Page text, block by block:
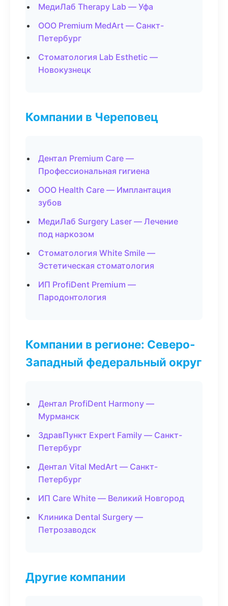
МедиЛаб Therapy Lab — Уфа
ООО Premium MedArt — Санкт-
Петербург
Стоматология Lab Esthetic —
Новокузнецк
Компании в Череповец
Дентал Premium Care —
Профессиональная гигиена
ООО Health Care — Имплантация
зубов
МедиЛаб Surgery Laser — Лечение
под наркозом
Стоматология White Smile —
Эстетическая стоматология
ИП ProfiDent Premium —
Пародонтология
Компании в регионе: Северо-
Западный федеральный округ
Дентал ProfiDent Harmony —
Мурманск
ЗдравПункт Expert Family — Санкт-
Петербург
Дентал Vital MedArt — Санкт-
Петербург
ИП Care White — Великий Новгород
Клиника Dental Surgery —
Петрозаводск
Другие компании